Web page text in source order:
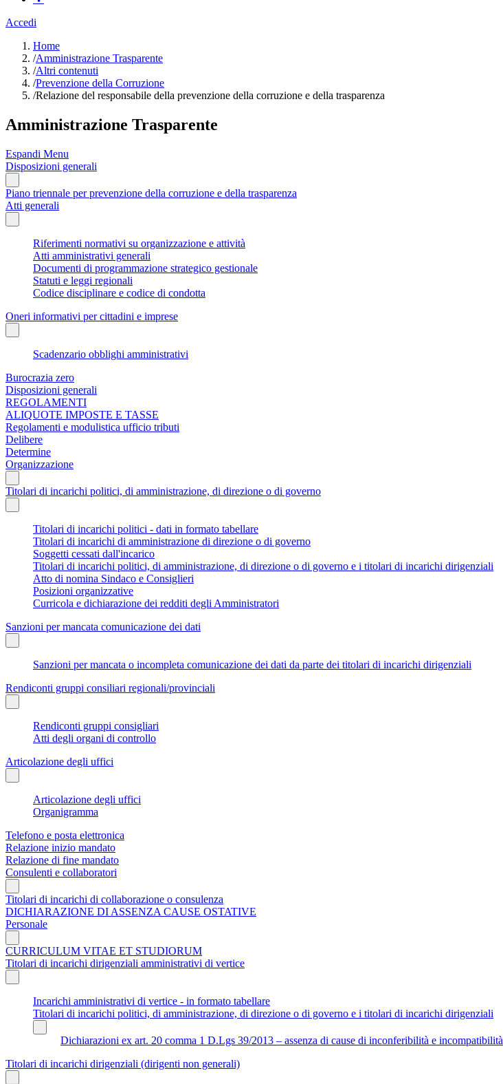
Accedi
Home
/Amministrazione Trasparente
/Altri contenuti
/Prevenzione della Corruzione
/Relazione del responsabile della prevenzione della corruzione e della trasparenza
Amministrazione Trasparente
Espandi Menu
Disposizioni generali
Piano triennale per prevenzione della corruzione e della trasparenza
Atti generali
Riferimenti normativi su organizzazione e attività
Atti amministrativi generali
Documenti di programmazione strategico gestionale
Statuti e leggi regionali
Codice disciplinare e codice di condotta
Oneri informativi per cittadini e imprese
Scadenzario obblighi amministrativi
Burocrazia zero
Disposizioni generali
REGOLAMENTI
ALIQUOTE IMPOSTE E TASSE
Regolamenti e modulistica ufficio tributi
Delibere
Determine
Organizzazione
Titolari di incarichi politici, di amministrazione, di direzione o di governo
Titolari di incarichi politici - dati in formato tabellare
Titolari di incarichi di amministrazione di direzione o di governo
Soggetti cessati dall'incarico
Titolari di incarichi politici, di amministrazione, di direzione o di governo e i titolari di incarichi dirigenziali
Atto di nomina Sindaco e Consiglieri
Posizioni organizzative
Curricola e dichiarazione dei redditi degli Amministratori
Sanzioni per mancata comunicazione dei dati
Sanzioni per mancata o incompleta comunicazione dei dati da parte dei titolari di incarichi dirigenziali
Rendiconti gruppi consiliari regionali/provinciali
Rendiconti gruppi consigliari
Atti degli organi di controllo
Articolazione degli uffici
Articolazione degli uffici
Organigramma
Telefono e posta elettronica
Relazione inizio mandato
Relazione di fine mandato
Consulenti e collaboratori
Titolari di incarichi di collaborazione o consulenza
DICHIARAZIONE DI ASSENZA CAUSE OSTATIVE
Personale
CURRICULUM VITAE ET STUDIORUM
Titolari di incarichi dirigenziali amministrativi di vertice
Incarichi amministrativi di vertice - in formato tabellare
Titolari di incarichi politici, di amministrazione, di direzione o di governo e i titolari di incarichi dirigenziali
Dichiarazioni ex art. 20 comma 1 D.Lgs 39/2013 – assenza di cause di inconferibilità e incompatibilità
Titolari di incarichi dirigenziali (dirigenti non generali)